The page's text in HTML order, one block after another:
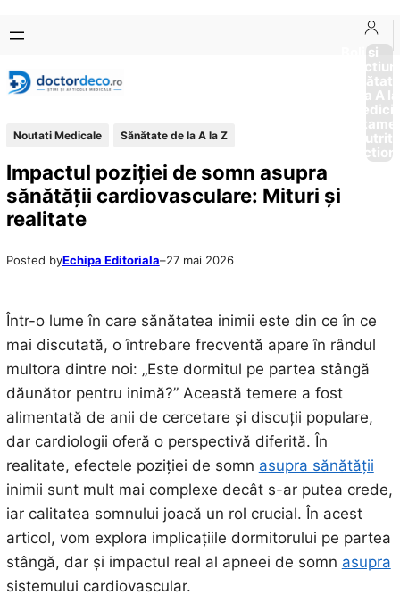
conținut
content
Boli si
Afectiuni
Sănătate
de la A
Noutati Medicale Sănătate de la A la Z
Impactul poziției de somn asupra
sănătății cardiovasculare: Mituri și
realitate
Posted byEchipa Editoriala–27 mai 2026
Într-o lume în care sănătatea inimii este din ce în ce
mai discutată, o întrebare frecventă apare în rândul
multora dintre noi: „Este dormitul pe partea stângă
dăunător pentru inimă?” Această temere a fost
alimentată de anii de cercetare și discuții populare,
dar cardiologii oferă o perspectivă diferită. În
realitate, efectele poziției de somn asupra sănătății
inimii sunt mult mai complexe decât s-ar putea crede,
iar calitatea somnului joacă un rol crucial. În acest
articol, vom explora implicațiile dormitorului pe partea
stângă, dar și impactul real al apneei de somn asupra
sistemului cardiovascular.